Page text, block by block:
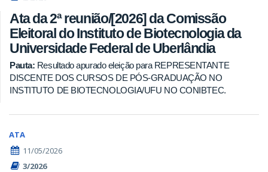
Ata da 2ª reunião/[2026] da Comissão
Eleitoral do Instituto de Biotecnologia da
Universidade Federal de Uberlândia
Pauta: Resultado apurado eleição para REPRESENTANTE
DISCENTE DOS CURSOS DE PÓS-GRADUAÇÃO NO
INSTITUTO DE BIOTECNOLOGIA/UFU NO CONIBTEC.
ATA
11/05/2026
3/2026